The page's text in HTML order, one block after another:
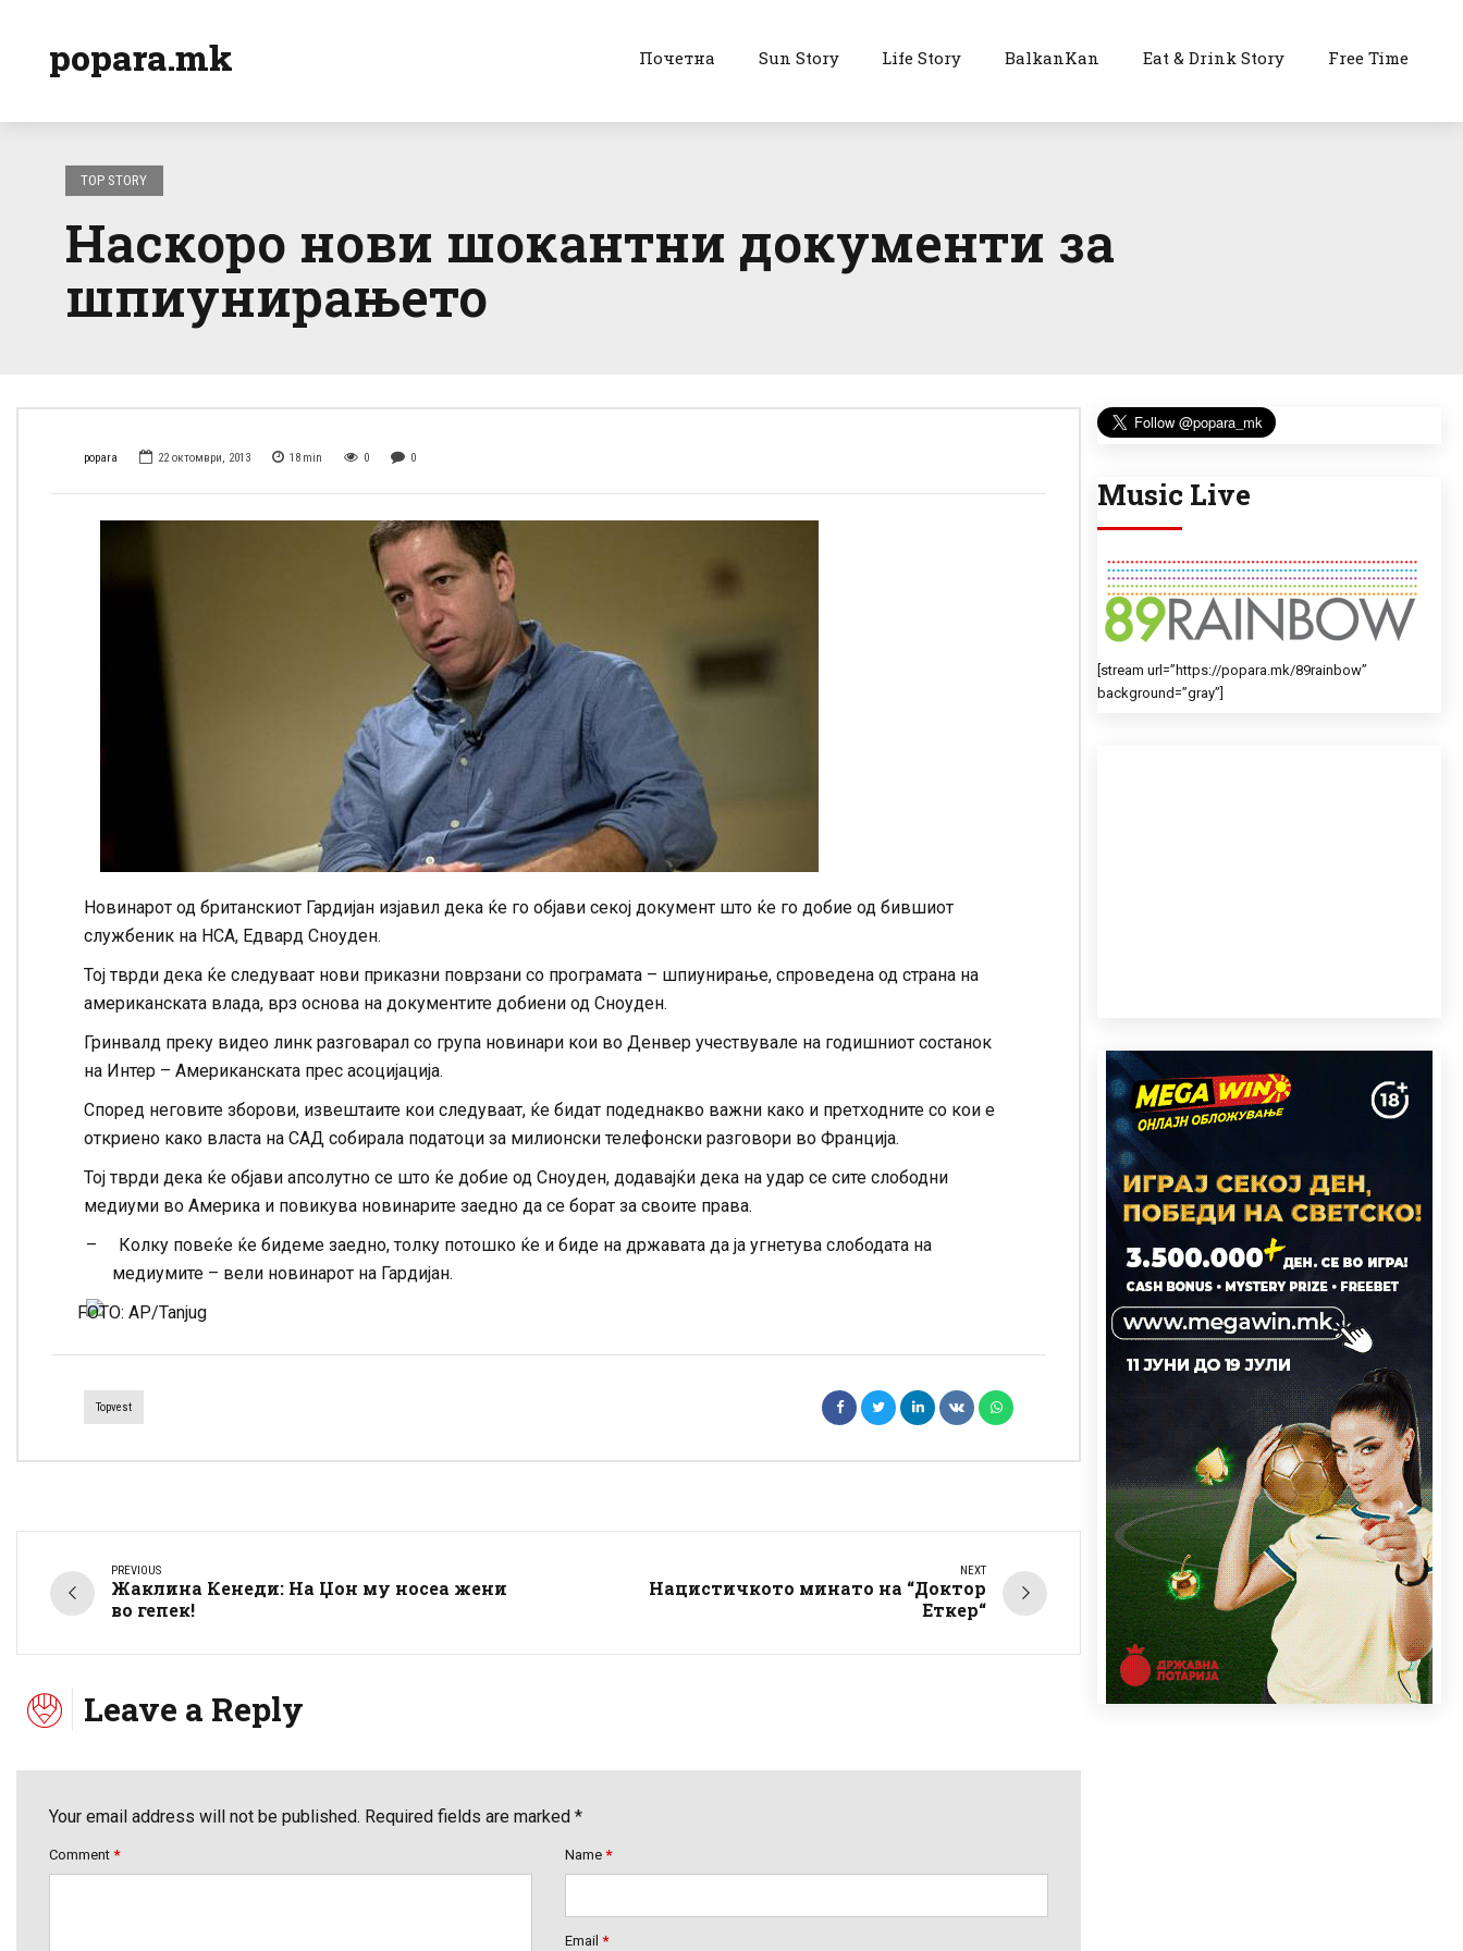
popara.mk Почетна Sun Story Life Story BalkanKan Eat & Drink Story Free Time
TOP STORY
Наскоро нови шокантни документи за
шпиунирањето
popara 22 октомври, 2013 18 min 0 0
Новинарот од британскиот Гардијан изјавил дека ќе го објави секој документ што ќе го добие од бившиот
службеник на НСА, Едвард Сноуден.
Тој тврди дека ќе следуваат нови приказни поврзани со програмата – шпиунирање, спроведена од страна на
американската влада, врз основа на документите добиени од Сноуден.
Гринвалд преку видео линк разговарал со група новинари кои во Денвер учествувале на годишниот состанок
на Интер – Американската прес асоцијација.
Според неговите зборови, извештаите кои следуваат, ќе бидат подеднакво важни како и претходните со кои е
откриено како власта на САД собирала податоци за милионски телефонски разговори во Франција.
Тој тврди дека ќе објави апсолутно се што ќе добие од Сноуден, додавајќи дека на удар се сите слободни
медиуми во Америка и повикува новинарите заедно да се борат за своите права.
–
Колку повеќе ќе бидеме заедно, толку потошко ќе и биде на државата да ја угнетува слободата на
медиумите – вели новинарот на Гардијан.
Topvest
PREVIOUS
Жаклина Кенеди: На Џон му носеа жени
во гепек!
NEXT
Нацистичкото минато на “Доктор
Еткер“
Leave a Reply
Your email address will not be published. Required fields are marked *
Comment * Name *
Email *
Music Live
[stream url=”https://popara.mk/89rainbow”
background=”gray”]